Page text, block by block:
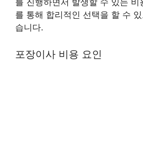
를 통해 합리적인 선택을 할 수
습니다.
포장이사 비용 요인